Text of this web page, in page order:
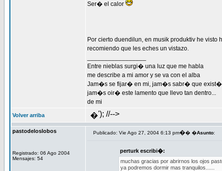
Ser� el calor
Por cierto duendilun, en musik produktiv he
recomiendo que les eches un vistazo.
Entre nieblas surgi� una luz que me habla
me describe a mi amor y se va con el alba
Jam�s se fijar� en mi, jam�s sabr� que exist�
jam�s oir� este lamento que llevo tan dentro...
de mi
Volver arriba �'); //-->
pastodeloslobos
Registrado: 06 Ago 2004
Mensajes: 54
Publicado: Vie Ago 27, 2004 6:13 pm�� �Asunto:
perturk escribi�:
muchas gracias por abrirnos los ojos
ya podremos dormir mas tranquilos......